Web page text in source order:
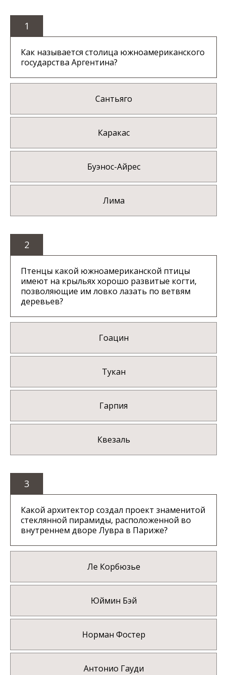
1
Как называется столица южноамериканского
государства Аргентина?
Сантьяго
Каракас
Буэнос-Айрес
Лима
2
Птенцы какой южноамериканской птицы
имеют на крыльях хорошо развитые когти,
позволяющие им ловко лазать по ветвям
деревьев?
Гоацин
Тукан
Гарпия
Квезаль
3
Какой архитектор создал проект знаменитой
стеклянной пирамиды, расположенной во
внутреннем дворе Лувра в Париже?
Ле Корбюзье
Юймин Бэй
Норман Фостер
Антонио Гауди